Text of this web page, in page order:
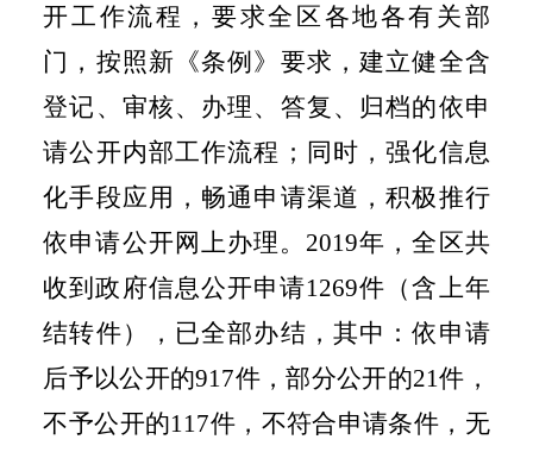
开工作流程，要求全区各地各有关部
门，按照新《条例》要求，建立健全含
登记、审核、办理、答复、归档的依申
请公开内部工作流程；同时，强化信息
化手段应用，畅通申请渠道，积极推行
依申请公开网上办理。 2019年，全区共
收到政府信息公开申请1269件（含上年
结转件），已全部办结，其中：依申请
后予以公开的917件，部分公开的21件，
不予公开的117件，不符合申请条件，无